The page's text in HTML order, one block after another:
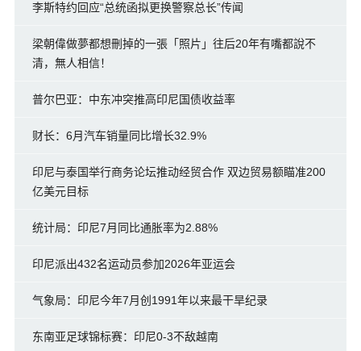
李斯特约回应“总统函拟更换警察总长”传闻
梁朝偉做夢都想刪掉的一張「照片」往后20年有嘴都說不
清，無人相信！
普尔巴亚：中东冲突推高印尼国债收益率
财长：6月汽车销量同比增长32.9%
印尼与泰国举行商务论坛推动经贸合作 双边贸易额瞄准200
亿美元目标
统计局：印尼7月同比通胀率为2.88%
印尼派出432名运动员参加2026年亚运会
气象局：印尼今年7月创1991年以来最干旱纪录
东南亚足球锦标赛：印尼0-3不敌越南